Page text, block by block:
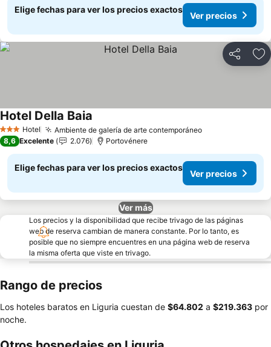
Elige fechas para ver los precios exactos
Ver precios
Compartir
3 Estrellas
Hotel Ambiente de galería de arte contemporáneo
Hotel Della Baia
8,6 Excelente 2.076 Portovénere
Elige fechas para ver los precios exactos
Ver precios
Ver más
Los precios y la disponibilidad que recibe trivago de las páginas
web de reserva cambian de manera constante. Por lo tanto, es
posible que no siempre encuentres en una página web de reserva
la misma oferta que viste en trivago.
Rango de precios
Los hoteles baratos en Liguria cuestan de ‎$64.802 a ‎$219.363 por
noche.